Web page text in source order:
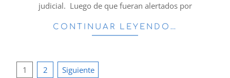
judicial. Luego de que fueran alertados por
CONTINUAR LEYENDO…
Paginación
1 2 Siguiente